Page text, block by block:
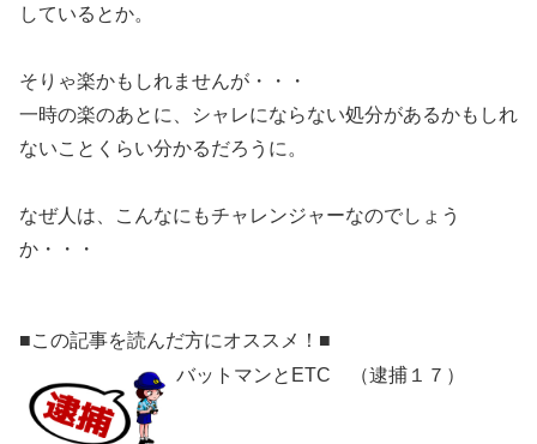
しているとか。
そりゃ楽かもしれませんが・・・
一時の楽のあとに、シャレにならない処分があるかもしれ
ないことくらい分かるだろうに。
なぜ人は、こんなにもチャレンジャーなのでしょう
か・・・
■この記事を読んだ方にオススメ！■
バットマンとETC （逮捕１７）